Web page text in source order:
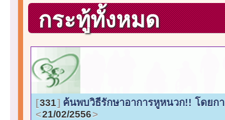
กระทู้ทั้งหมด
331 ค้นพบวิธีรักษาอาการหูหนวก!! โดย
21/02/2556